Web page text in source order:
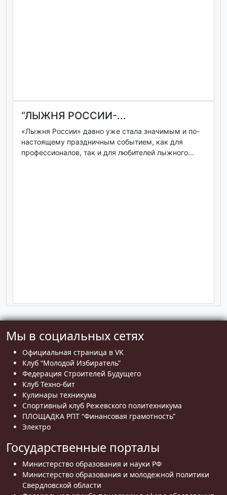
“ЛЫЖНЯ РОССИИ-...
«Лыжня России» давно уже стала значимым и по-
настоящему праздничным событием, как для
профессионалов, так и для любителей лыжного...
Мы в социальных сетях
Официальная страница в VK
Клуб “Молодой Избиратель”
Федерация Строителей Будущего
Клуб Техно-бит
Кулинары техникума
Спортивный клуб Режевского политехникума
ПЛОЩАДКА РПТ “Финансовая грамотность”
Электро
Государственные порталы
Министерство образования и науки РФ
Министерство образования и молодежной политики
Свердловской области